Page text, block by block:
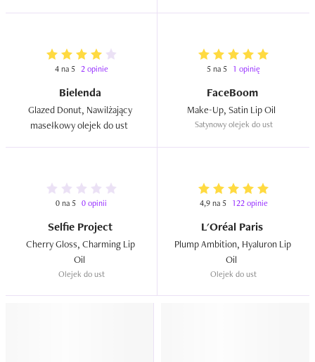
4 na 5 2 opinie
Bielenda
Glazed Donut, Nawilżający
5 na 5 1 opinię
FaceBoom
Satynowy olejek do ust
0 na 5 0 opinii
Selfie Project
Cherry Gloss, Charming Lip
Olejek do ust
4,9 na 5 122 opinie
L'Oréal Paris
Plump Ambition, Hyaluron Lip
Olejek do ust